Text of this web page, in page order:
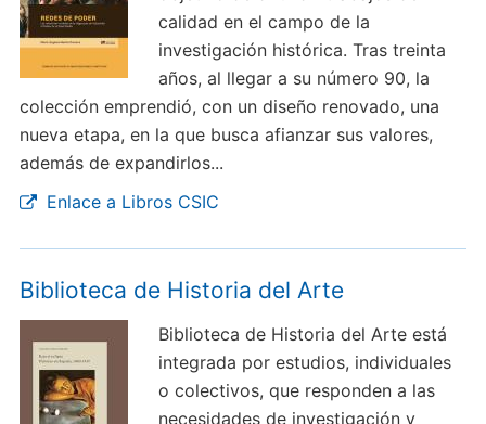
calidad en el campo de la
investigación histórica. Tras treinta
años, al llegar a su número 90, la
colección emprendió, con un diseño renovado, una
nueva etapa, en la que busca afianzar sus valores,
además de expandirlos...
Enlace a Libros CSIC
Biblioteca de Historia del Arte
Biblioteca de Historia del Arte está
integrada por estudios, individuales
o colectivos, que responden a las
necesidades de investigación y